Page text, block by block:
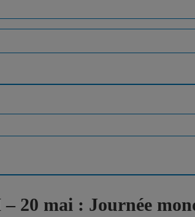
20 mai : Journée